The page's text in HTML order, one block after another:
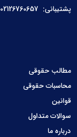
مطالب حقوقی
محاسبات حقوقی
قوانین
سوالات متداول
درباره ما
پشتیبانی: 02126760657